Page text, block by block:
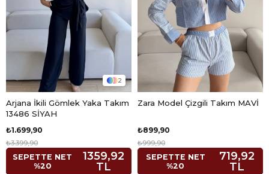
2
Arjana İkili Gömlek Yaka Takım
13486 SİYAH
₺1.699,90
₺3.399,90
SEPETTE NET
%20
1359,92
TL
Zara Model Çizgili Takım MAVİ
₺899,90
₺999,90
SEPETTE NET
%20
719,92
TL